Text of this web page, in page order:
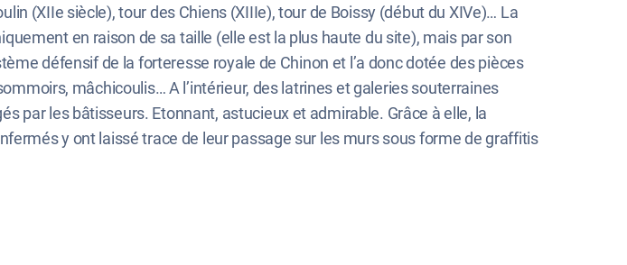
(XIIe siècle), tour des Chiens (XIIIe), tour de Boissy (début du XIVe)… La
en raison de sa taille (elle est la plus haute du site), mais par son
défensif de la forteresse royale de Chinon et l’a donc dotée des pièces
mâchicoulis… A l’intérieur, des latrines et galeries souterraines
par les bâtisseurs. Etonnant, astucieux et admirable. Grâce à elle, la
y ont laissé trace de leur passage sur les murs sous forme de graffitis